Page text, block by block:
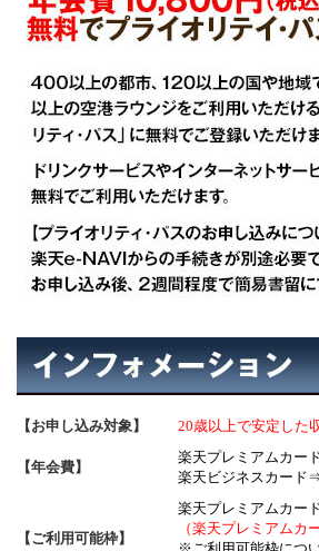
【お申し込み対象】 20歳以上で安定した
【年会費】
楽天プレミアムカー
楽天ビジネスカード
【ご利用可能枠】
楽天プレミアムカー
（楽天プレミアム